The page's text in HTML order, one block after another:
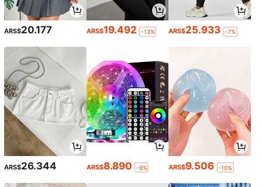
ARS$20.177 ARS$19.492 -13% ARS$25.933 -7%
ARS$26.344 ARS$8.890 -9% ARS$9.506 -10%